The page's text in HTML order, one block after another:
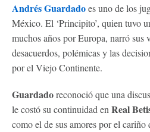
Andrés Guardadoes uno de los
México. El ‘Principito’, quien tuvo
muchos años por Europa, narró sus
desacuerdos, polémicas y las
por el Viejo Continente.
Guardadoreconoció que una
le costó su continuidad en Real
como el de sus amores por el cariño